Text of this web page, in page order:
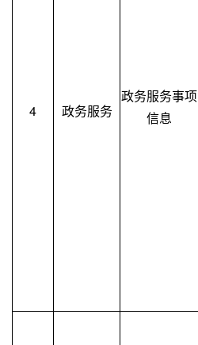
4 政务服务
政务服务事项
信息